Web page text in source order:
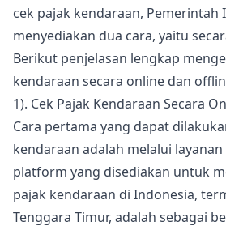
cek pajak kendaraan, Pemerintah
menyediakan dua cara, yaitu
Berikut penjelasan lengkap
kendaraan secara online dan
1). Cek Pajak Kendaraan Secara
Cara pertama yang dapat
kendaraan adalah melalui
platform yang disediakan untuk
pajak kendaraan di Indonesia,
Tenggara Timur, adalah sebagai